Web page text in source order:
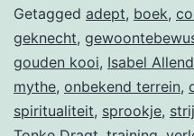
met
de
stof
Getagged adept, boek,
geknecht,
gouden kooi, Isabel
mythe, onbekend terrein,
spiritualiteit, sprookje,